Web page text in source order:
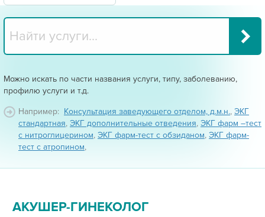
ВРАЧУ
Можно искать по части названия услуги, типу, заболеванию,
профилю услуги и т.д.
Например: Консультация заведующего отделом, д.м.н., ЭКГ
стандартная, ЭКГ дополнительные отведения, ЭКГ фарм –тест
с нитроглицерином, ЭКГ фарм-тест с обзиданом, ЭКГ фарм-
тест с атропином,
АКУШЕР-ГИНЕКОЛОГ